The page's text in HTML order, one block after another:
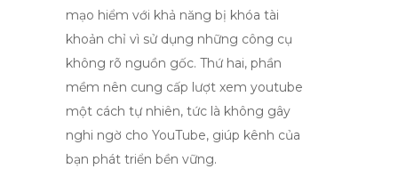
mạo hiểm với khả năng bị khóa tài
khoản chỉ vì sử dụng những công cụ
không rõ nguồn gốc. Thứ hai, phần
mềm nên cung cấp lượt xem youtube
một cách tự nhiên, tức là không gây
nghi ngờ cho YouTube, giúp kênh của
bạn phát triển bền vững.